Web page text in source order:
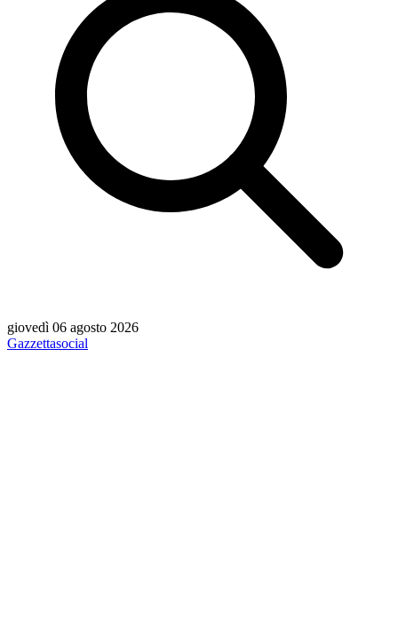
giovedì 06 agosto 2026
Gazzettasocial